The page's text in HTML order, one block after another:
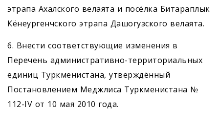
этрапа Ахалского велаята и посёлка Битараплык
Кёнеургенчского этрапа Дашогузского велаята.
6. Внести соответствующие изменения в
Перечень административно-территориальных
единиц Туркменистана, утверждённый
Постановлением Меджлиса Туркменистана №
112-IV от 10 мая 2010 года.